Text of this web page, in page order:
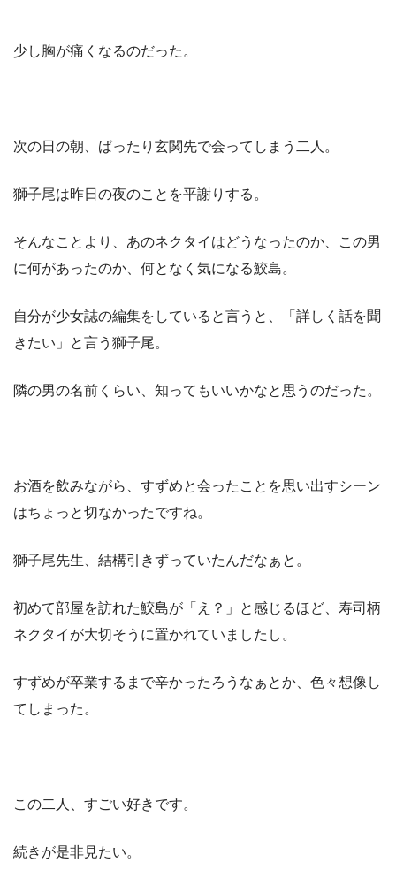
少し胸が痛くなるのだった。
次の日の朝、ばったり玄関先で会ってしまう二人。
獅子尾は昨日の夜のことを平謝りする。
そんなことより、あのネクタイはどうなったのか、この男
に何があったのか、何となく気になる鮫島。
自分が少女誌の編集をしていると言うと、「詳しく話を聞
きたい」と言う獅子尾。
隣の男の名前くらい、知ってもいいかなと思うのだった。
お酒を飲みながら、すずめと会ったことを思い出すシーン
はちょっと切なかったですね。
獅子尾先生、結構引きずっていたんだなぁと。
初めて部屋を訪れた鮫島が「え？」と感じるほど、寿司柄
ネクタイが大切そうに置かれていましたし。
すずめが卒業するまで辛かったろうなぁとか、色々想像し
てしまった。
この二人、すごい好きです。
続きが是非見たい。